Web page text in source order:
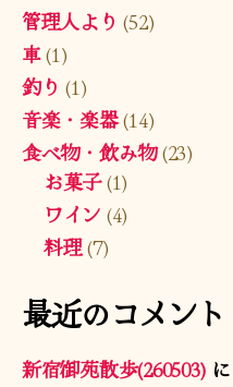
管理人より (52)
車(1)
釣り (1)
音楽・楽器(14)
食べ物・飲み物(23)
お菓子(1)
ワイン (4)
料理(7)
最近のコメント
新宿御苑散歩(260503)